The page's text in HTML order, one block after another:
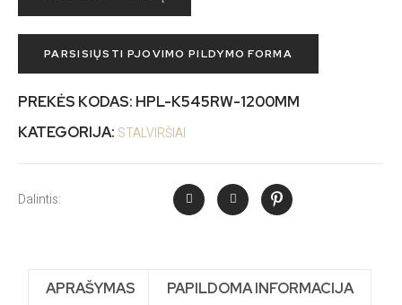
PARSISIŲSTI PJOVIMO PILDYMO FORMA
PREKĖS KODAS: HPL-K545RW-1200MM
KATEGORIJA: STALVIRŠIAI
Dalintis:
APRAŠYMAS PAPILDOMA INFORMACIJA